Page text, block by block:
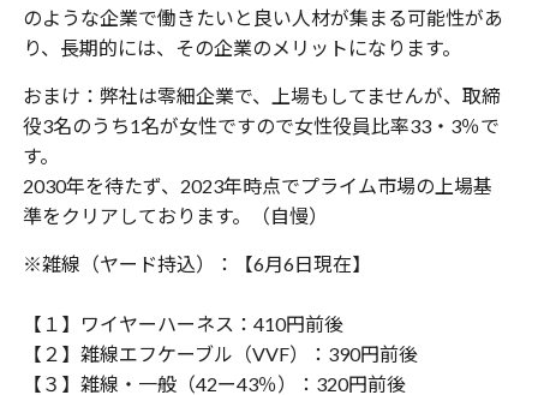
のような企業で働きたいと良い人材が集まる可能性があ
り、長期的には、その企業のメリットになります。
おまけ：弊社は零細企業で、上場もしてませんが、取締
役3名のうち1名が女性ですので女性役員比率33・3％で
す。
2030年を待たず、2023年時点でプライム市場の上場基
準をクリアしております。（自慢）
※雑線（ヤード持込）：【6月6日現在】
【１】ワイヤーハーネス：410円前後
【２】雑線エフケーブル（VVF）：390円前後
【３】雑線・一般（42ー43％）：320円前後